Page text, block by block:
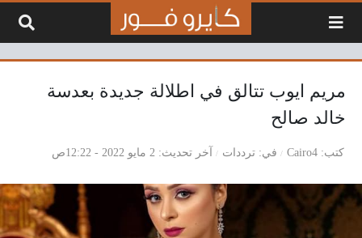
مريم ايوب تتالق في اطلالة جديدة بعدسة
خالد صالح
كتب Cairo4 في ترددات آخر تحديث 2 مايو 2022 - 12:22ص